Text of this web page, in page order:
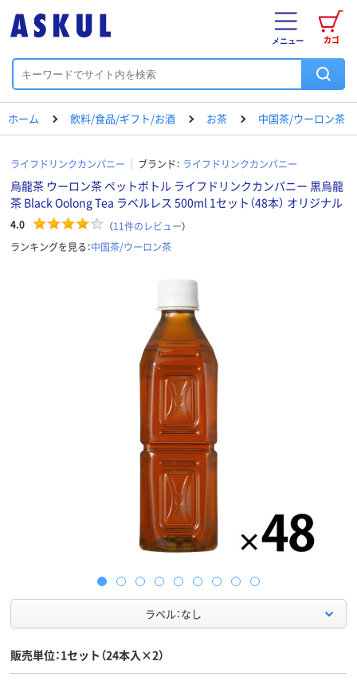
カゴ
メニュー
ホーム 飲料/食品/ギフト/お酒 お茶 中国茶/ウーロン茶
ライフドリンクカンパニー ブランド： ライフドリンクカンパニー
烏龍茶 ウーロン茶 ペットボトル ライフドリンクカンパニー 黒烏龍
茶 Black Oolong Tea ラベルレス 500ml 1セット（48本） オリジナル
4.0 （11件のレビュー）
ランキングを見る：中国茶/ウーロン茶
ラベル：なし
販売単位：1セット（24本入×2）